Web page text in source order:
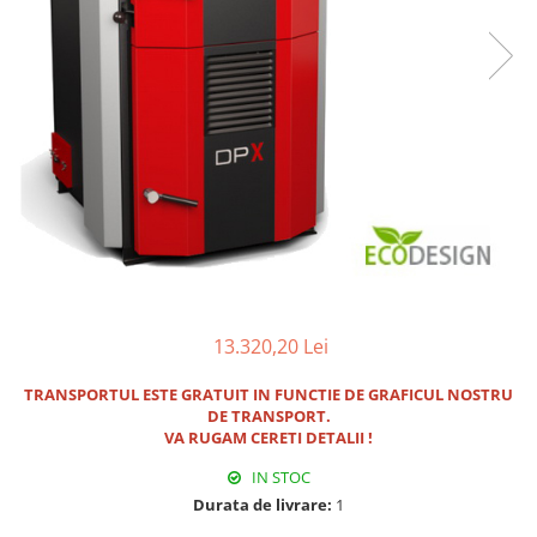
Pachet Centrale Termice
Instant pe gaz natural si GPL
Accesorii centrale pe GAZ si GPL
Cazane, Centrale si Termoseminee
cu functionare pe peleti
Centrale termice electrice
Convectoare pe gaz si convectoare
electrice
Radiatoare/Calorifere
Radiatoare/Calorifere din otel
Radiatoare/Calorifere Copa
13.320,20 Lei
TRANSPORTUL ESTE GRATUIT IN FUNCTIE DE GRAFICUL NOSTRU
DE TRANSPORT.
VA RUGAM CERETI DETALII !
IN STOC
Durata de livrare: 1